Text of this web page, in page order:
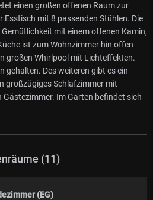
einen großen offenen Raum zur
Esstisch mit 8 passenden Stühlen. Die
mit einem offenen Kamin,
ist zum Wohnzimmer hin offen
großen Whirlpool mit Lichteffekten.
gehalten. Des weiteren gibt es ein
großzügiges Schlafzimmer mit
Gästezimmer. Im Garten befindet sich
(11)
(EG)